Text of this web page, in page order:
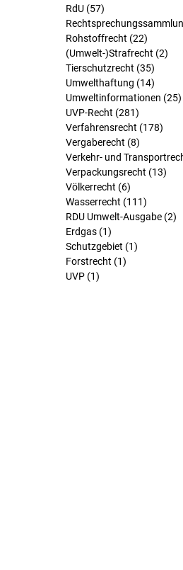
RdU (57)
Rohstoffrecht (22)
(Umwelt-)Strafrecht (2)
Tierschutzrecht (35)
Umwelthaftung (14)
Umweltinformationen (25)
UVP-Recht (281)
Verfahrensrecht (178)
Vergaberecht (8)
Verkehr- und
Verpackungsrecht (13)
Völkerrecht (6)
Wasserrecht (111)
RDU Umwelt-Ausgabe (2)
Erdgas (1)
Schutzgebiet (1)
Forstrecht (1)
UVP (1)